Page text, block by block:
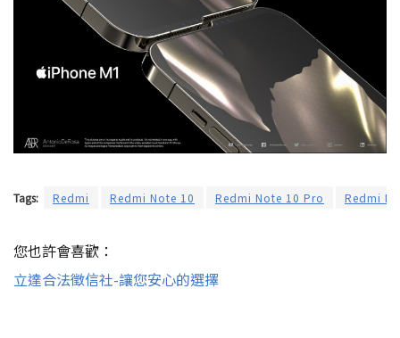
Tags: Redmi Redmi Note 10 Redmi Note 10 Pro Redmi
您也許會喜歡：
立達合法徵信社-讓您安心的選擇